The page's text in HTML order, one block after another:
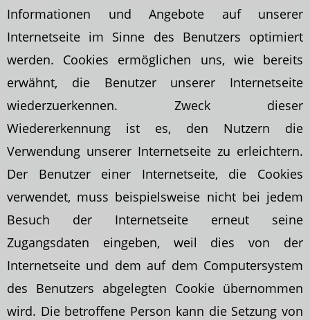
Informationen und Angebote auf unserer
Internetseite im Sinne des Benutzers optimiert
werden. Cookies ermöglichen uns, wie bereits
erwähnt, die Benutzer unserer Internetseite
wiederzuerkennen. Zweck dieser
Wiedererkennung ist es, den Nutzern die
Verwendung unserer Internetseite zu erleichtern.
Der Benutzer einer Internetseite, die Cookies
verwendet, muss beispielsweise nicht bei jedem
Besuch der Internetseite erneut seine
Zugangsdaten eingeben, weil dies von der
Internetseite und dem auf dem Computersystem
des Benutzers abgelegten Cookie übernommen
wird. Die betroffene Person kann die Setzung von